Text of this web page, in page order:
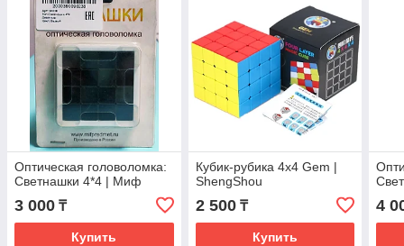
Оптическая головоломка:
Светнашки 4*4 | Миф
3 000 ₸
Купить
Кубик-рубика 4х4 Gem |
ShengShou
2 500₸
Купить
4